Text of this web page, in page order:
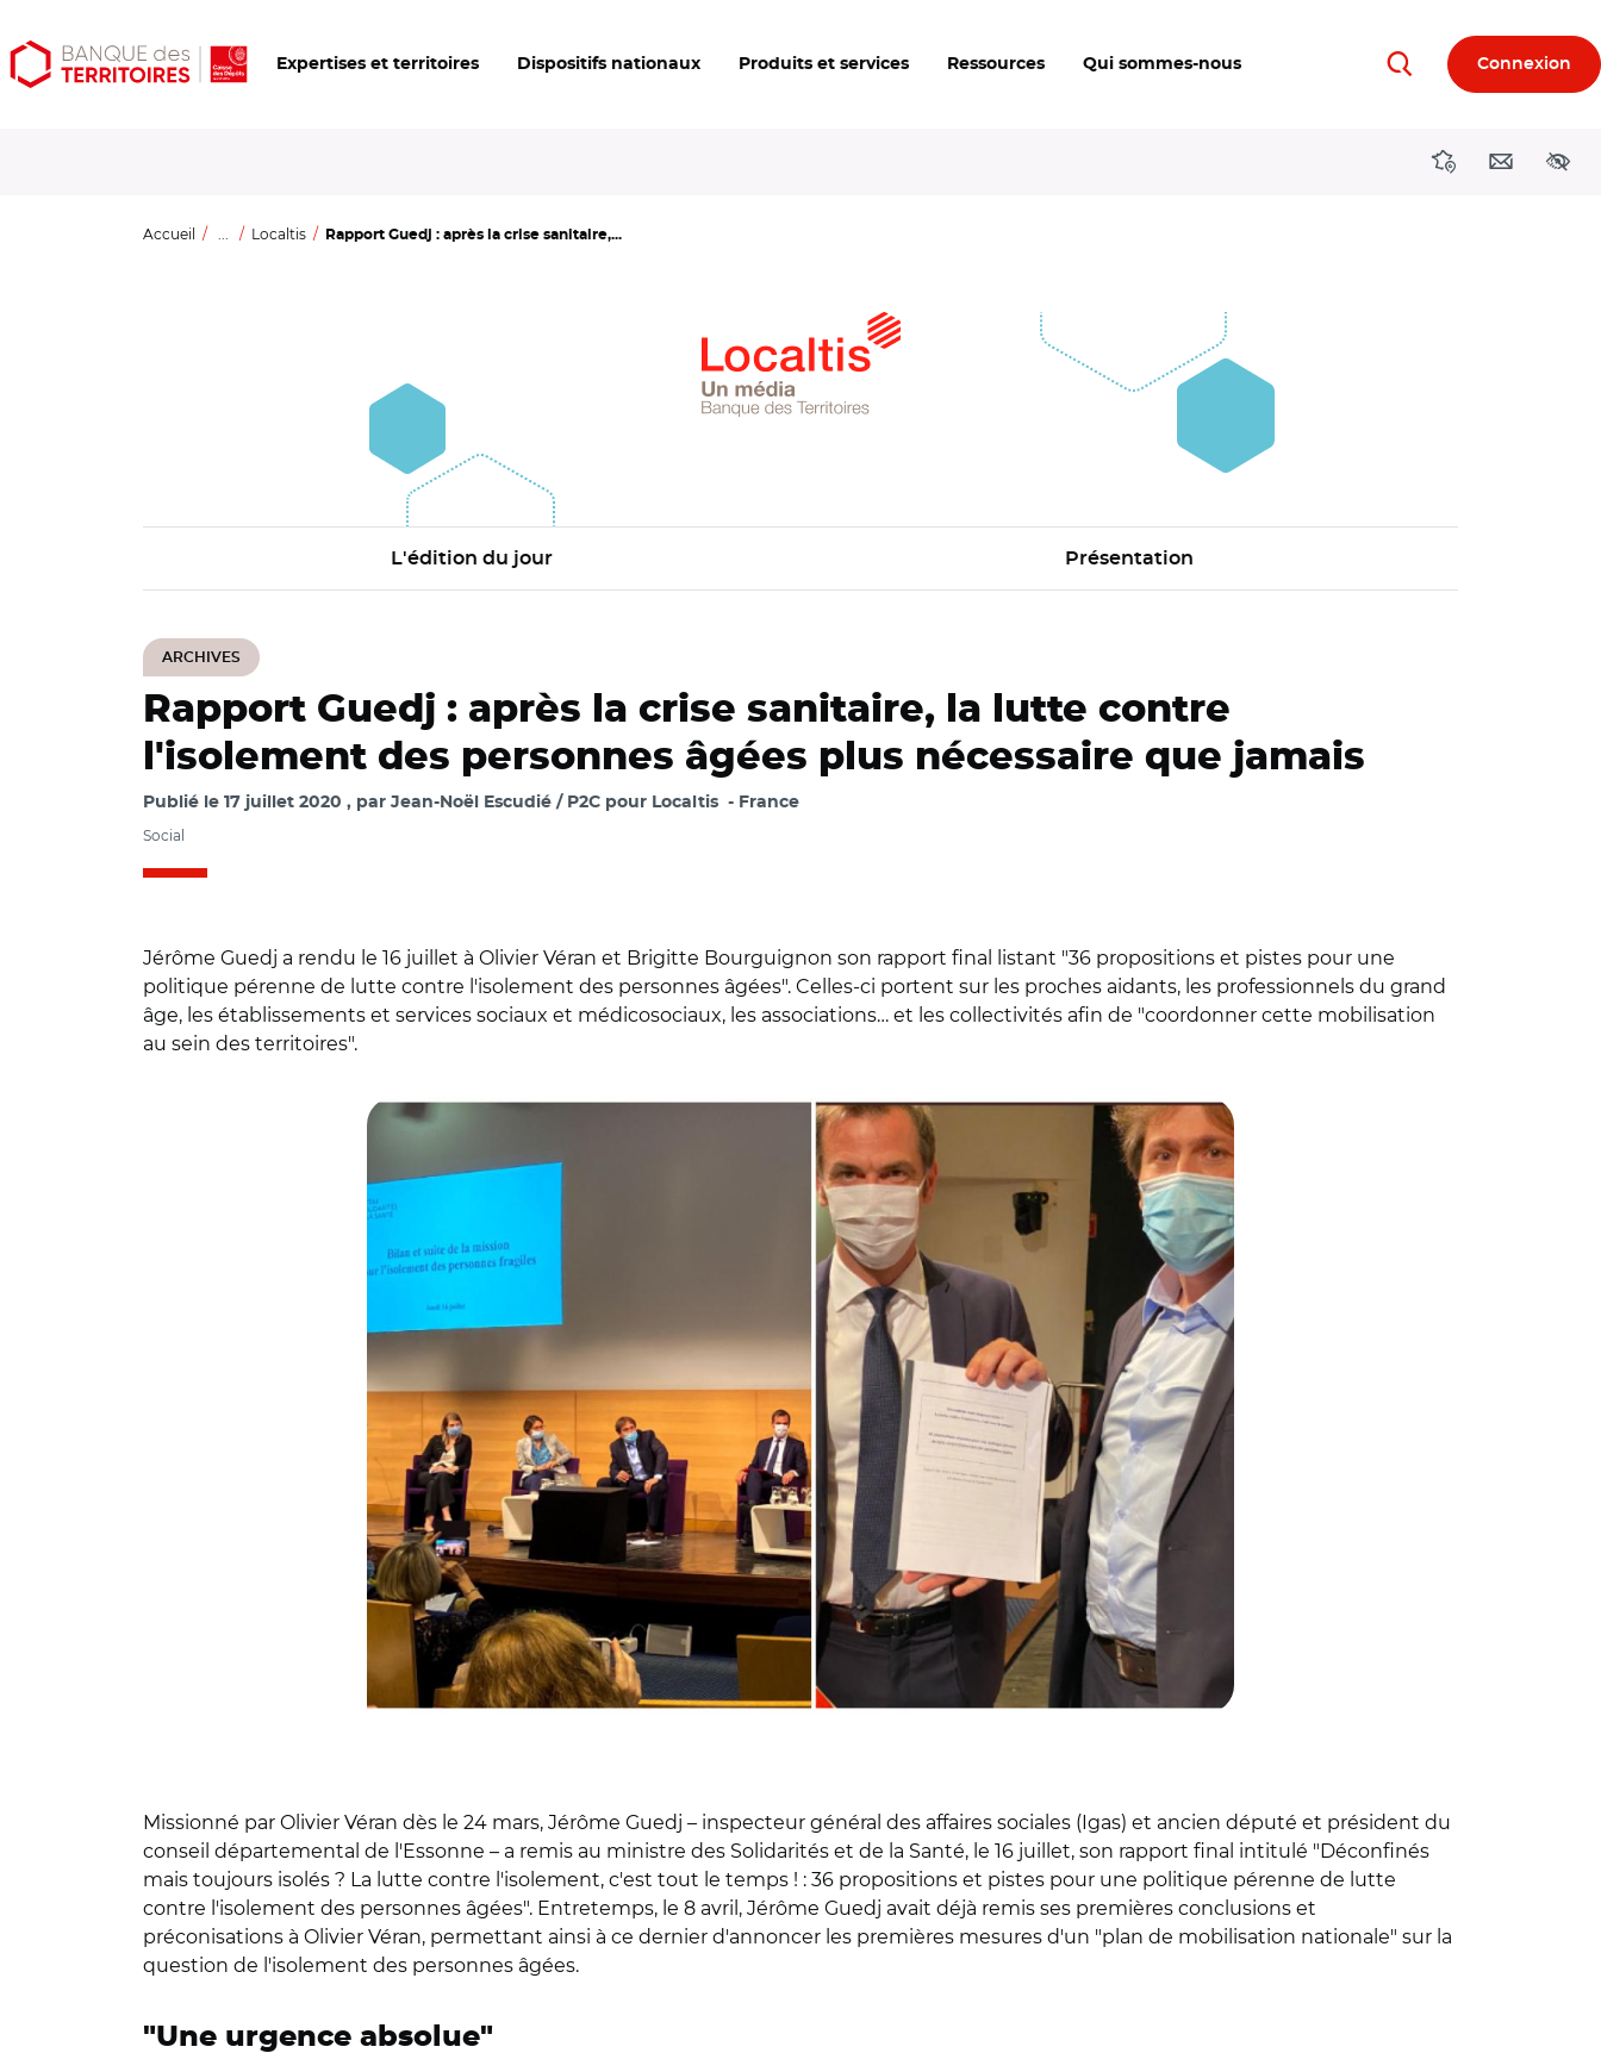
Aller
au
Aller
au
Ouvrir
les
Expertises et territoires Dispositifs nationaux Produits et services Ressources Qui sommes-nous RechercherConnexion
DirectionsContact
Accueil ... Localtis Rapport Guedj : après la crise sanitaire,...
L'édition du jour Présentation
ARCHIVES
Rapport Guedj : après la crise sanitaire, la lutte contre
l'isolement des personnes âgées plus nécessaire que jamais
Publié le 17 juillet 2020 par Jean-Noël Escudié / P2C pour Localtis France
Social
Jérôme Guedj a rendu le 16 juillet à Olivier Véran et Brigitte Bourguignon son rapport final listant "36 propositions et pistes pour une
politique pérenne de lutte contre l'isolement des personnes âgées". Celles-ci portent sur les proches aidants, les professionnels du grand
âge, les établissements et services sociaux et médicosociaux, les associations… et les collectivités afin de "coordonner cette mobilisation
au sein des territoires".
Missionné par Olivier Véran dès le 24 mars, Jérôme Guedj – inspecteur général des affaires sociales (Igas) et ancien député et président du
conseil départemental de l'Essonne – a remis au ministre des Solidarités et de la Santé, le 16 juillet, son rapport final intitulé "Déconfinés
mais toujours isolés ? La lutte contre l'isolement, c'est tout le temps ! : 36 propositions et pistes pour une politique pérenne de lutte
contre l'isolement des personnes âgées". Entretemps, le 8 avril, Jérôme Guedj avait déjà remis ses premières conclusions et
préconisations à Olivier Véran, permettant ainsi à ce dernier d'annoncer les premières mesures d'un "plan de mobilisation nationale" sur la
question de l'isolement des personnes âgées.
"Une urgence absolue"